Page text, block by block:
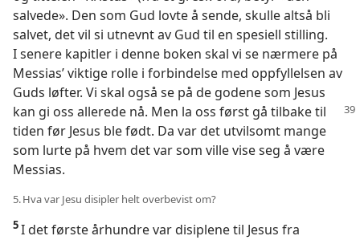
salvede». Den som Gud lovte å sende, skulle altså bli
salvet, det vil si utnevnt av Gud til en spesiell stilling.
I senere kapitler i denne boken skal vi se nærmere på
Messias’ viktige rolle i forbindelse med oppfyllelsen av
Guds løfter. Vi skal også se på de godene som Jesus
kan gi oss allerede nå. Men la oss først gå tilbake til
tiden før Jesus ble født. Da var det utvilsomt mange
som lurte på hvem det var som ville vise seg å være
Messias.
5. Hva var Jesu disipler helt overbevist om?
5I det første århundre var disiplene til Jesus fra